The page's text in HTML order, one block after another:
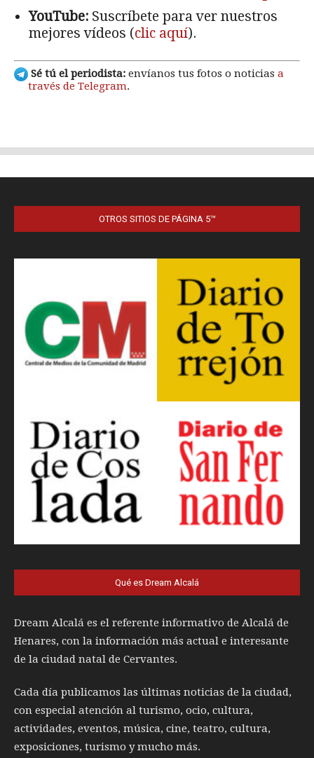
OTROS SITIOS DE PÁGINA 5™
Qué es Dream Alcalá
Dream Alcalá es el referente informativo de Alcalá de
Henares, con la información más actual e interesante
de la ciudad natal de Cervantes.
Cada día publicamos las últimas noticias de la ciudad,
con especial atención al turismo, ocio, cultura,
actividades, eventos, música, cine, teatro, cultura,
exposiciones, turismo y mucho más.